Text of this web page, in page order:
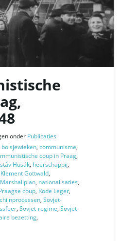
onder Publicaties
bolsjewieken, communisme,
coup in Praag,
Husák, heerschappij,
Klement Gottwald,
Marshallplan, nationalisaties,
coup, Rode Leger,
, Sovjet-
, Sovjet-regime, Sovjet-
bezetting,